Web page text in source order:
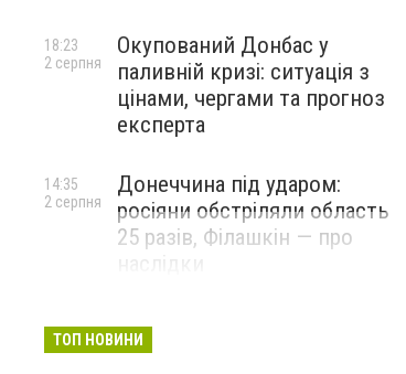
Окупований Донбас у
паливній кризі: ситуація з
цінами, чергами та прогноз
експерта
18:23
2 серпня
Донеччина під ударом:
росіяни обстріляли область
25 разів, Філашкін — про
14:35
2 серпня
ТОП НОВИНИ